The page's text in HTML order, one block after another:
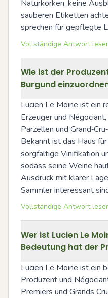
Naturkorken, keine
sauberen Etiketten
sprechen für gepflegte
Vollständige Antwort
Wie ist der
Burgund
Lucien Le Moine ist ein
Erzeuger und
Parzellen und
Bekannt ist das Haus
sorgfältige Vinifikation
sodass seine Weine
Ausdruck mit klarer
Sammler interessant
Vollständige Antwort
Wer ist Lucien Le
Bedeutung hat der
Lucien Le Moine ist ein
Produzent und
Premiers und Grands